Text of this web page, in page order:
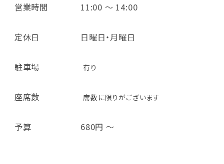
営業時間 11:00 ～ 14:00
定休日 日曜日・月曜日
駐車場 有り
座席数 席数に限りがございます
予算 680円 ～